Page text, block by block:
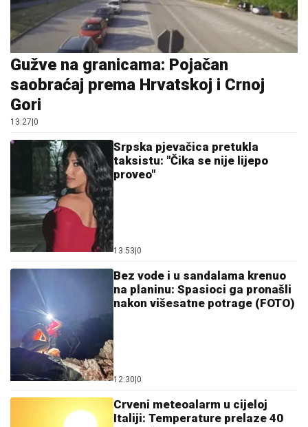
Marija (3) se igrala u dvorištu i samo je nestala: Posle
42 godine otac je pronašao, zanemeo je kada je saznao
gde je bila
06. 08. 2026 09:39